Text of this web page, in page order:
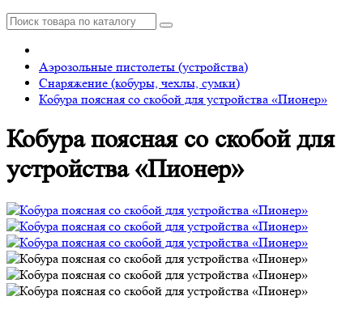
Аэрозольные пистолеты (устройства)
Снаряжение (кобуры, чехлы, сумки)
Кобура поясная со скобой для устройства «Пионер»
Кобура поясная со скобой для
устройства «Пионер»